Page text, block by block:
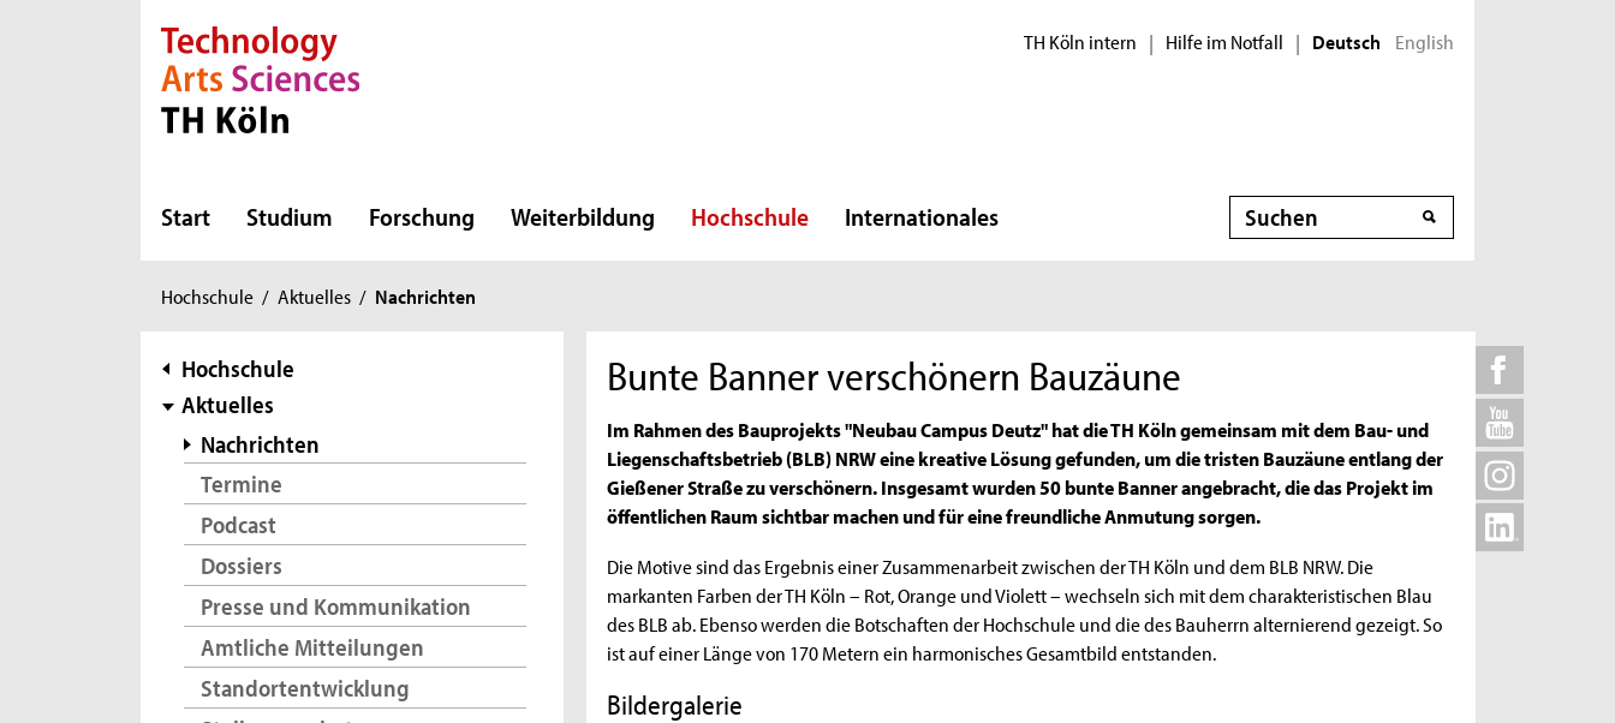
Direkt zur Hauptnavigation
Direkt zur Subnavigation
Direkt zum Inhalt
Direkt zum Fußbereich TH Köln intern | Hilfe im Notfall | Deutsch English
Start Studium Forschung Weiterbildung Hochschule Internationales Suche
Sie
hier:
Hochschule / Aktuelles / Nachrichten
Subnavigation
Hochschule
Aktuelles
Nachrichten
Termine
Podcast
Dossiers
Presse und Kommunikation
Amtliche Mitteilungen
Standortentwicklung
Bunte Banner verschönern Bauzäune
Im Rahmen des Bauprojekts "Neubau Campus Deutz" hat die TH Köln gemeinsam mit dem Bau- und
Liegenschaftsbetrieb (BLB) NRW eine kreative Lösung gefunden, um die tristen Bauzäune entlang der
Gießener Straße zu verschönern. Insgesamt wurden 50 bunte Banner angebracht, die das Projekt im
öffentlichen Raum sichtbar machen und für eine freundliche Anmutung sorgen.
Die Motive sind das Ergebnis einer Zusammenarbeit zwischen der TH Köln und dem BLB NRW. Die
markanten Farben der TH Köln – Rot, Orange und Violett – wechseln sich mit dem charakteristischen Blau
des BLB ab. Ebenso werden die Botschaften der Hochschule und die des Bauherrn alternierend gezeigt. So
ist auf einer Länge von 170 Metern ein harmonisches Gesamtbild entstanden.
Bildergalerie